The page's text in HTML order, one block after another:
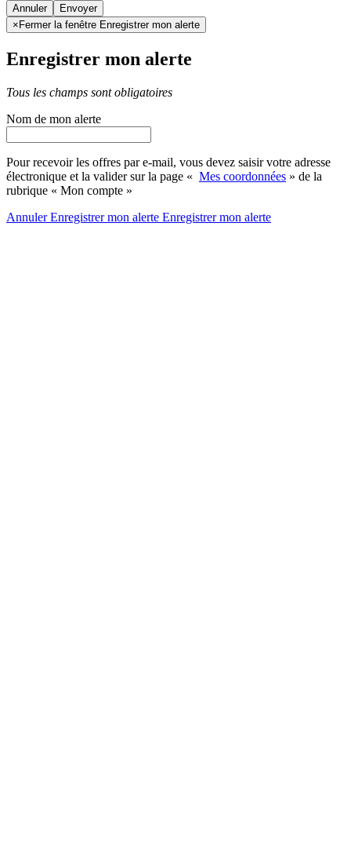
Annuler
× Fermer la fenêtre Enregistrer mon alerte
Enregistrer mon alerte
Tous les champs sont obligatoires
Nom de mon alerte
Pour recevoir les offres par e-mail, vous devez saisir votre adresse
électronique et la valider sur la page « Mes coordonnées » de la
rubrique « Mon compte »
AnnulerEnregistrer mon alerte Enregistrermon alerte